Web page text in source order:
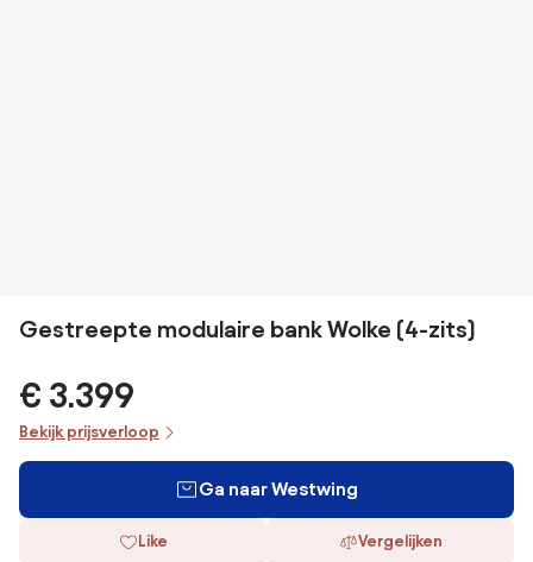
Gestreepte modulaire bank Wolke (4-zits)
€ 3.399
Bekijk prijsverloop
Ga naar Westwing
Like Vergelijken